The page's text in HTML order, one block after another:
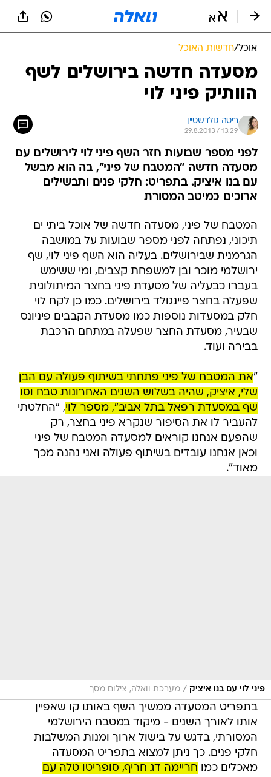
אוכל/חדשות האוכל
מסעדה חדשה בירושלים לשף
הוותיק פיני לוי
ריטה גולדשטיין
29.8.2013 / 13:29
לפני מספר שבועות חזר השף פיני לוי לירושלים עם
מסעדה חדשה "המטבח של פיני", בה הוא מבשל
עם בנו איציק. בתפריט: חלקי פנים ותבשילים
ארוכים כמיטב המסורת
המטבח של פיני, מסעדה חדשה של אוכל ביתי ים
תיכוני, נפתחה לפני מספר שבועות על במושבה
הגרמנית שבירושלים. בעליה הוא השף פיני לוי, שף
ירושלמי מוכר ובן למשפחת קצבים, ומי ששימש
בעברו כבעליה של מסעדת פיני בחצר המיתולוגית
שפעלה בחצר פיינגולד בירושלים. כמו כן לקח לוי
חלק במסעדות נוספות כמו מסעדת הקבבים פיניונס
שבעיר, מסעדת החצר שפעלה במתחם הרכבת
בבירה ועוד.
"את המטבח של פיני פתחתי בשיתוף פעולה עם הבן
שלי, איציק, שהיה בשלוש השנים האחרונות טבח וסו
שף במסעדת רפאל בתל אביב", מספר לוי, "החלטתי
להעביר לו את הסיפור שנקרא פיני בחצר, רק
שהפעם אנחנו קוראים למסעדה המטבח של פיני
וכאן אנחנו עובדים בשיתוף פעולה ואני נהנה מכך
מאוד".
פיני לוי עם בנו איציק / מערכת וואלה, צילום מסך
בתפריט המסעדה ממשיך השף באותו קו שאפיין
אותו לאורך השנים - מיקוד במטבח הירושלמי
המסורתי, בדגש על בישול ארוך ומנות המשלבות
חלקי פנים. כך ניתן למצוא בתפריט המסעדה
מאכלים כמו חריימה דג חריף, סופריטו טלה עם